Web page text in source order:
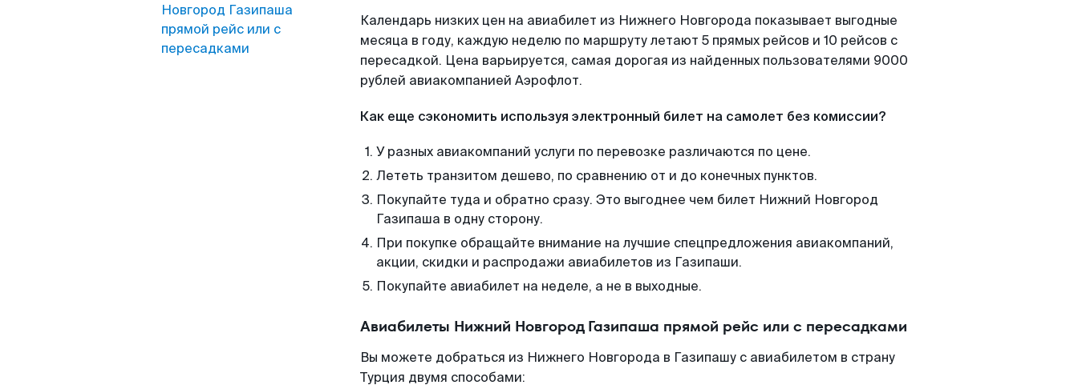
Новгород Газипаша
прямой рейс или с
пересадками
Календарь низких цен на авиабилет из Нижнего Новгорода показывает выгодные
месяца в году, каждую неделю по маршруту летают 5 прямых рейсов и 10 рейсов с
пересадкой. Цена варьируется, самая дорогая из найденных пользователями 9000
рублей авиакомпанией Аэрофлот.
Как еще сэкономить используя электронный билет на самолет без комиссии?
У разных авиакомпаний услуги по перевозке различаются по цене.
Лететь транзитом дешево, по сравнению от и до конечных пунктов.
Покупайте туда и обратно сразу. Это выгоднее чем билет Нижний Новгород
Газипаша в одну сторону.
При покупке обращайте внимание на лучшие спецпредложения авиакомпаний,
акции, скидки и распродажи авиабилетов из Газипаши.
Покупайте авиабилет на неделе, а не в выходные.
Авиабилеты Нижний Новгород Газипаша прямой рейс или с пересадками
Вы можете добраться из Нижнего Новгорода в Газипашу с авиабилетом в страну
Турция двумя способами: